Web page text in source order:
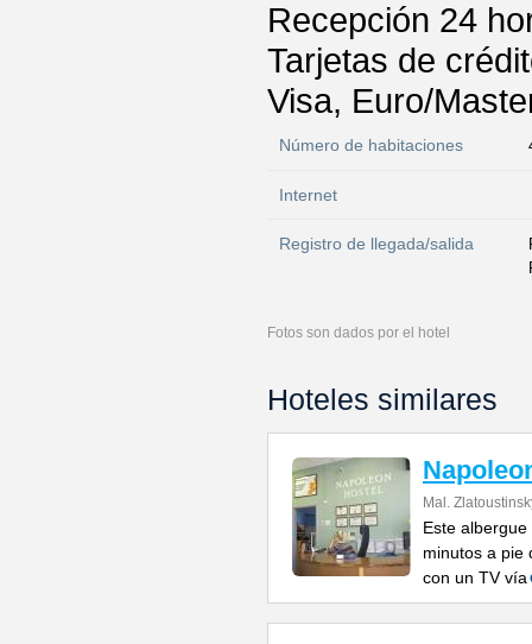
Recepción 24
Tarjetas de
Visa, Euro/
Número de habitaciones
Internet
Registro de llegada/salida
Fotos son dados por el hotel
Hoteles similares
Mal.
Este
minutos a pie
con un TV vía